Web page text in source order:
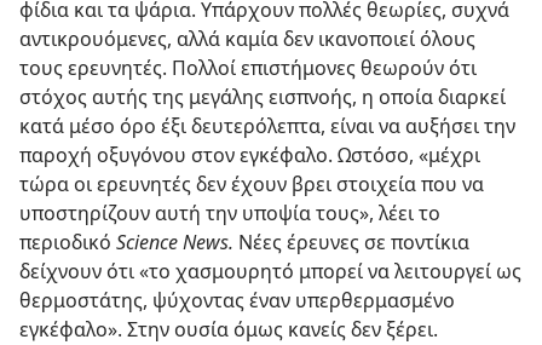
φίδια και τα ψάρια. Υπάρχουν πολλές θεωρίες, συχνά
αντικρουόμενες, αλλά καμία δεν ικανοποιεί όλους
τους ερευνητές. Πολλοί επιστήμονες θεωρούν ότι
στόχος αυτής της μεγάλης εισπνοής, η οποία διαρκεί
κατά μέσο όρο έξι δευτερόλεπτα, είναι να αυξήσει την
παροχή οξυγόνου στον εγκέφαλο. Ωστόσο, «μέχρι
τώρα οι ερευνητές δεν έχουν βρει στοιχεία που να
υποστηρίζουν αυτή την υποψία τους», λέει το
περιοδικό Science News. Νέες έρευνες σε ποντίκια
δείχνουν ότι «το χασμουρητό μπορεί να λειτουργεί ως
θερμοστάτης, ψύχοντας έναν υπερθερμασμένο
εγκέφαλο». Στην ουσία όμως κανείς δεν ξέρει.